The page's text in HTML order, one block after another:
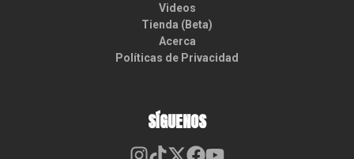
Videos
Tienda (Beta)
Acerca
Políticas de Privacidad
SÍGUENOS